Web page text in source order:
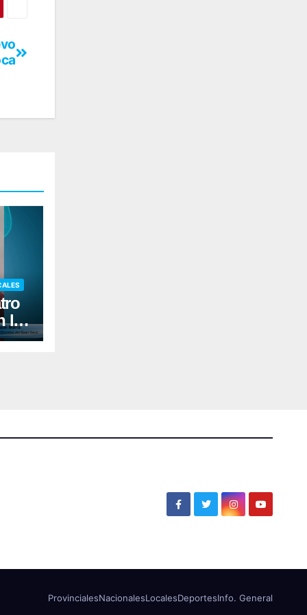
la
ProvincialesNacionalesLocalesDeportesInfo. General